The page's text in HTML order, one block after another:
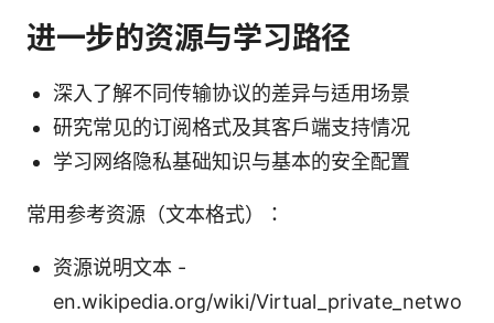
进一步的资源与学习路径
深入了解不同传输协议的差异与适用场景
研究常见的订阅格式及其客户端支持情况
学习网络隐私基础知识与基本的安全配置
常用参考资源（文本格式）：
资源说明文本 -
en.wikipedia.org/wiki/Virtual_private_netwo